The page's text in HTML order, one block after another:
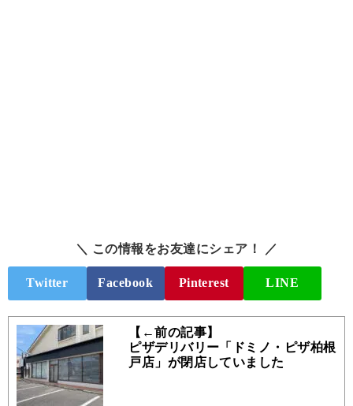
＼ この情報をお友達にシェア！ ／
Twitter Facebook Pinterest LINE
【←前の記事】
ピザデリバリー「ドミノ・ピザ柏根
戸店」が閉店していました